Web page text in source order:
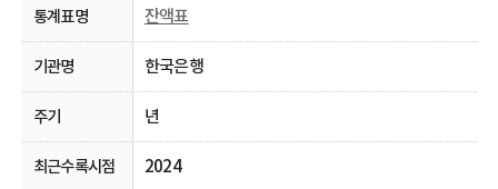
잔액표
한국은행
년
2024